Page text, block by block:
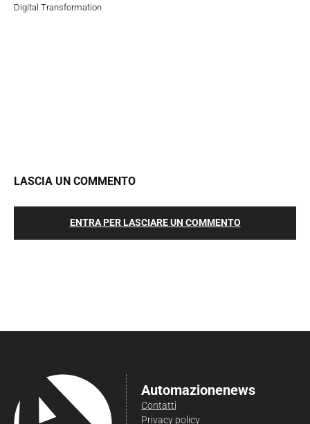
Digital Transformation
LASCIA UN COMMENTO
ENTRA PER LASCIARE UN COMMENTO
Automazionenews
Contatti
Privacy policy